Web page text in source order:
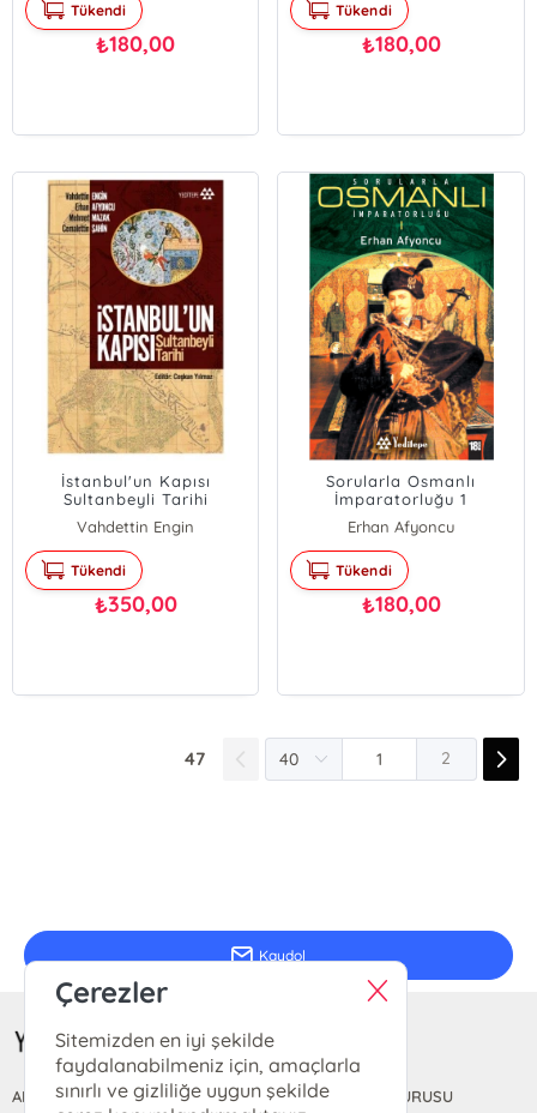
Tükendi
₺180,00
Tükendi
₺180,00
İstanbul'un Kapısı
Sultanbeyli Tarihi
Vahdettin Engin
Erhan Afyoncu
Mehmet Mazak
Cemalettin Şahin
Tükendi
₺350,00
Sorularla Osmanlı
İmparatorluğu 1
Erhan Afyoncu
Tükendi
₺180,00
47 2
Kaydol
ANASAYFA HAKKIMIZDA FİYAT LİSTESİ KİTAP BAŞVURUSU
Çerezler
Sitemizden en iyi şekilde
faydalanabilmeniz için, amaçlarla
sınırlı ve gizliliğe uygun şekilde